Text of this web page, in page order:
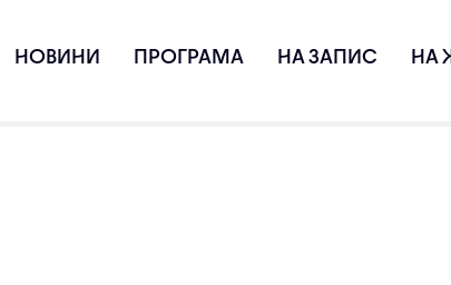
НОВИНИ ПРОГРАМА НА ЗАПИС НА